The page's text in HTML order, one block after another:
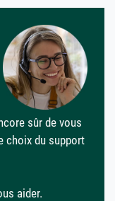
sûr de vous
choix du support
aider.